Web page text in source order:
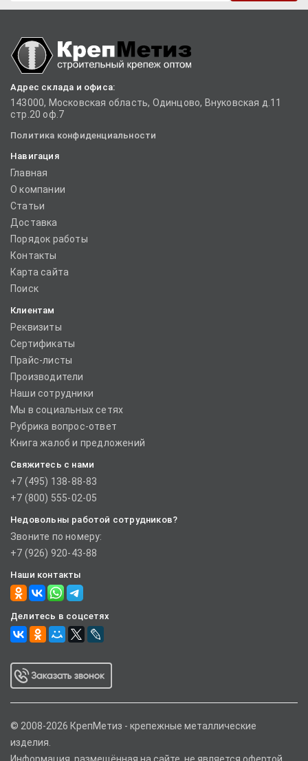
Адрес склада и офиса:
143000, Московская область, Одинцово, Внуковская д.11
стр.20 оф.7
Политика конфиденциальности
Навигация
Главная
О компании
Статьи
Доставка
Порядок работы
Контакты
Карта сайта
Поиск
Клиентам
Реквизиты
Сертификаты
Прайс-листы
Производители
Наши сотрудники
Мы в социальных сетях
Рубрика вопрос-ответ
Книга жалоб и предложений
Свяжитесь с нами
+7 (495) 138-88-83
+7 (800) 555-02-05
Недовольны работой сотрудников?
Звоните по номеру:
+7 (926) 920-43-88
Наши контакты
Делитесь в соцсетях
© 2008-2026 КрепМетиз - крепежные металлические
изделия.